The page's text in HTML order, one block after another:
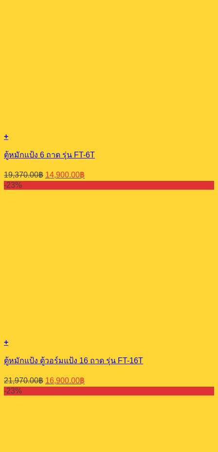
+
ตู้หมักแป้ง 6 ถาด รุ่น FT-6T
19,370.00฿ Original
price
was:
14,900.00฿
price
is:
-23%
+
ตู้หมักแป้ง ตู้วอร์มแป้ง 16 ถาด รุ่น FT-16T
21,970.00฿ Original
price
was:
16,900.00฿
price
is:
-23%